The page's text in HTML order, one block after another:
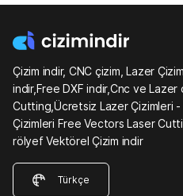
Çizim indir, CNC çizim, Lazer
indir,Free DXF indir,Cnc ve
Cutting,Ücretsiz Lazer Çizimleri
Çizimleri Free Vectors Laser
rölyef Vektörel Çizim indir
Türkçe